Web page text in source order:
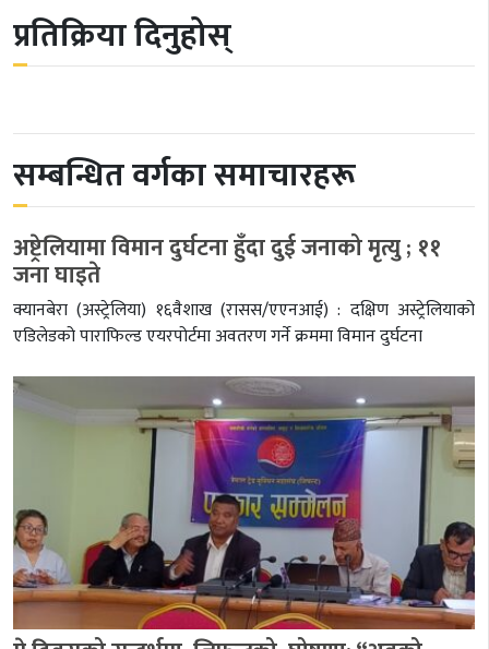
प्रतिक्रिया दिनुहोस्
सम्बन्धित वर्गका समाचारहरू
अष्ट्रेलियामा विमान दुर्घटना हुँदा दुई जनाको मृत्यु ; ११
जना घाइते
क्यानबेरा (अस्ट्रेलिया) १६वैशाख (रासस/एएनआई) : दक्षिण अस्ट्रेलियाको
एडिलेडको पाराफिल्ड एयरपोर्टमा अवतरण गर्ने क्रममा विमान दुर्घटना